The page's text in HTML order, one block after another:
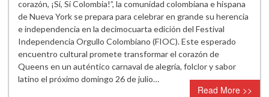
corazón, ¡Sí, Sí Colombia!”, la comunidad colombiana e hispana
de Nueva York se prepara para celebrar en grande su herencia
e independencia en la decimocuarta edición del Festival
Independencia Orgullo Colombiano (FIOC). Este esperado
encuentro cultural promete transformar el corazón de
Queens en un auténtico carnaval de alegría, folclor y sabor
latino el próximo domingo 26 de julio…
Read More >>